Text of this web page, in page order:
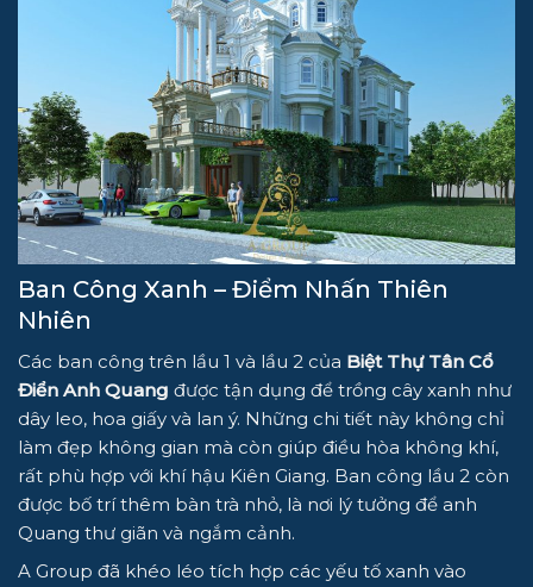
Ban Công Xanh – Điểm Nhấn Thiên
Nhiên
Các ban công trên lầu 1 và lầu 2 của Biệt Thự Tân Cổ
Điển Anh Quang được tận dụng để trồng cây xanh như
dây leo, hoa giấy và lan ý. Những chi tiết này không chỉ
làm đẹp không gian mà còn giúp điều hòa không khí,
rất phù hợp với khí hậu Kiên Giang. Ban công lầu 2 còn
được bố trí thêm bàn trà nhỏ, là nơi lý tưởng để anh
Quang thư giãn và ngắm cảnh.
A Group đã khéo léo tích hợp các yếu tố xanh vào